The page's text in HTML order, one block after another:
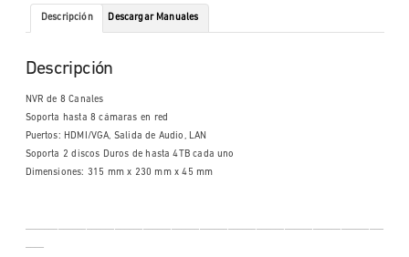
Descripción Descargar Manuales
Descripción
NVR de 8 Canales
Soporta hasta 8 cámaras en red
Puertos: HDMI/VGA, Salida de Audio, LAN
Soporta 2 discos Duros de hasta 4TB cada uno
Dimensiones: 315 mm x 230 mm x 45 mm